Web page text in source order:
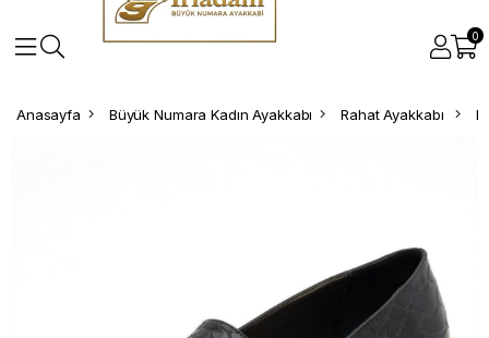
0
Anasayfa Büyük Numara Kadın Ayakkabı Rahat Ayakkabı